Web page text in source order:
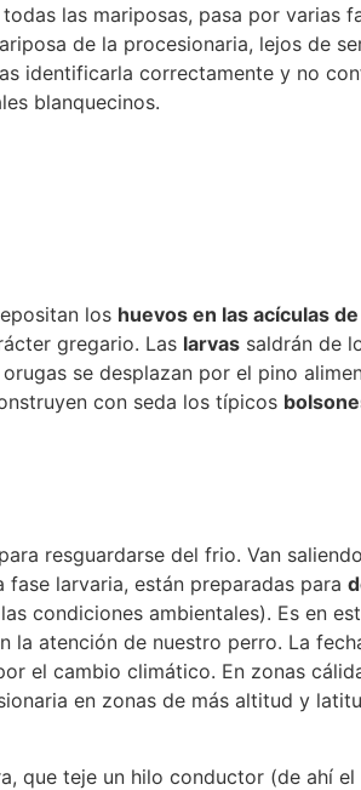
las mariposas, pasa por varias
de la procesionaria, lejos de
identificarla correctamente y no
blanquecinos.
los huevos en las acículas
gregario. Las larvas saldrán de
orugas se desplazan por el pino
con seda los típicos
resguardarse del frio. Van
larvaria, están preparadas para
condiciones ambientales). Es en
la atención de nuestro perro. La
el cambio climático. En zonas
en zonas de más altitud y
que teje un hilo conductor (de ahí